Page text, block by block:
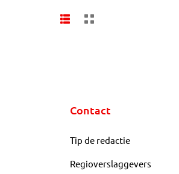
Contact
Tip de redactie
Regioverslaggevers